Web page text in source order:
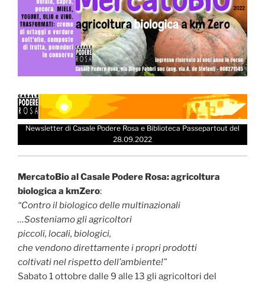
Newsletter di Casale Podere Rosa e Biblioteca Passepartout del
28.09.2022
MercatoBio al Casale Podere Rosa: agricoltura
biologica a kmZero:
“Contro il biologico delle multinazionali
…Sosteniamo gli agricoltori
piccoli, locali, biologici,
che vendono direttamente i propri prodotti
coltivati nel rispetto dell’ambiente!”
Sabato 1 ottobre dalle 9 alle 13 gli agricoltori del